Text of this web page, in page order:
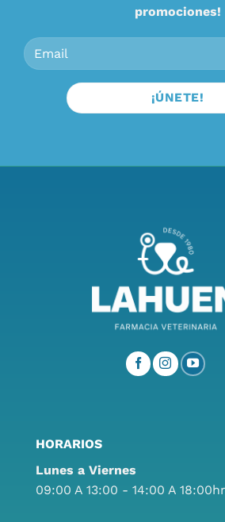
promociones!
HORARIOS
Lunes a Viernes
09:00 A 13:00 - 14:00 A